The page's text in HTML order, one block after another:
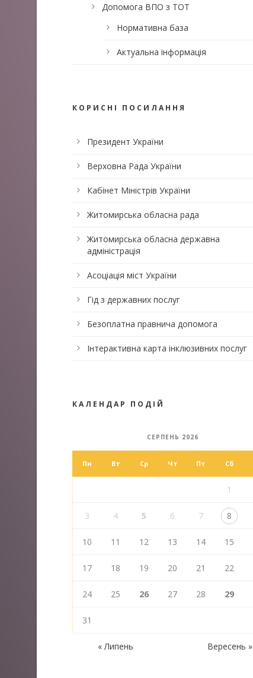
Допомога ВПО з ТОТ
Нормативна база
Актуальна інформація
КОРИСНІ ПОСИЛАННЯ
Президент України
Верховна Рада України
Кабінет Міністрів України
Житомирська обласна рада
Житомирська обласна державна
адміністрація
Асоціація міст України
Гід з державних послуг
Безоплатна правнича допомога
Інтерактивна карта інклюзивних послуг
КАЛЕНДАР ПОДІЙ
СЕРПЕНЬ 2026
Пн Вт Ср Чт Пт Сб
1
3 4 5 6 7 8
10 11 12 13 14 15
17 18 19 20 21 22
24 25 26 27 28 29
31
« Липень Вересень »